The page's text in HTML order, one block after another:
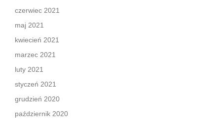
czerwiec 2021
maj 2021
kwiecień 2021
marzec 2021
luty 2021
styczeń 2021
grudzień 2020
październik 2020